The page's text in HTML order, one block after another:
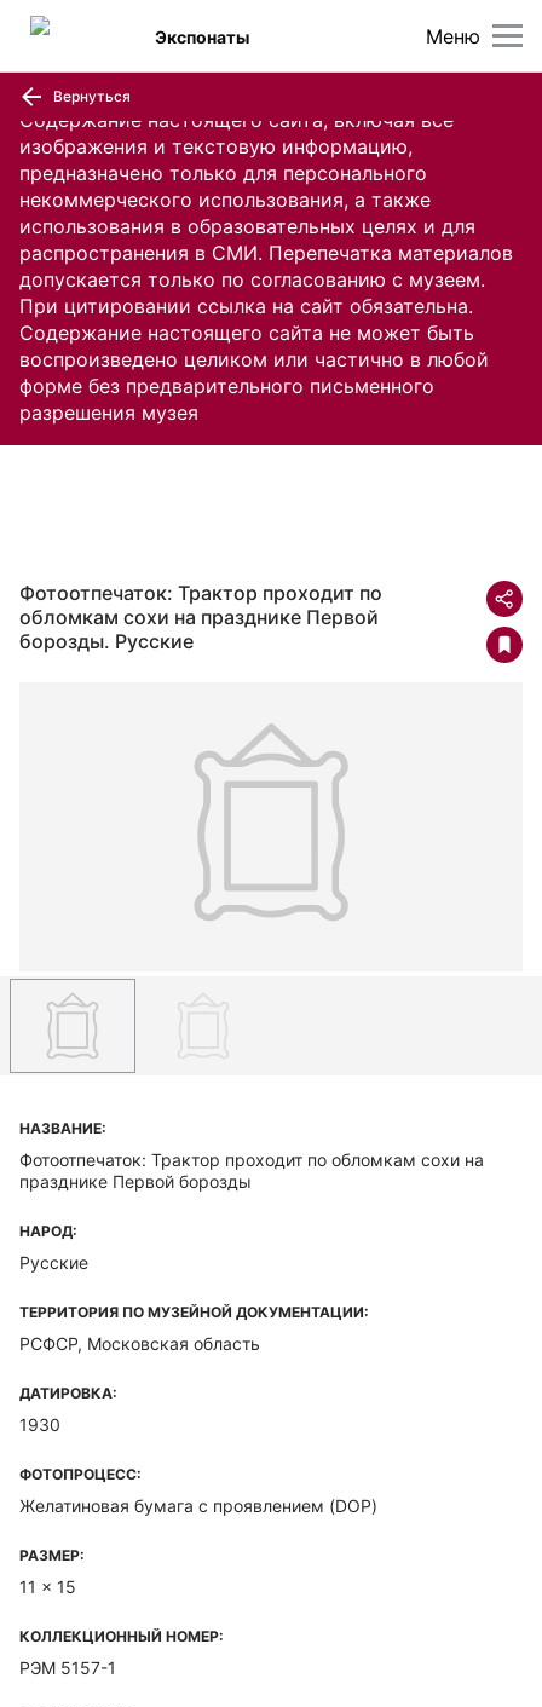
Содержание настоящего сайта, включая все
изображения и текстовую информацию,
предназначено только для персонального
некоммерческого использования, а также
использования в образовательных целях и для
распространения в СМИ. Перепечатка материалов
допускается только по согласованию с музеем.
При цитировании ссылка на сайт обязательна.
Содержание настоящего сайта не может быть
воспроизведено целиком или частично в любой
форме без предварительного письменного
разрешения музея
Меню
Экспонаты
Вернуться
Фотоотпечаток: Трактор проходит по
обломкам сохи на празднике Первой
борозды. Русские
НАЗВАНИЕ:
Фотоотпечаток: Трактор проходит по обломкам сохи на
празднике Первой борозды
НАРОД:
Русские
ТЕРРИТОРИЯ ПО МУЗЕЙНОЙ ДОКУМЕНТАЦИИ:
РСФСР, Московская область
ДАТИРОВКА:
1930
ФОТОПРОЦЕСС:
Желатиновая бумага с проявлением (DOP)
РАЗМЕР:
11 x 15
КОЛЛЕКЦИОННЫЙ НОМЕР:
РЭМ 5157-1